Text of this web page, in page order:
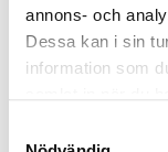
annons- och
Dessa kan i sin
information som
Oavsett om du
kväll med
själv behöva stå i
rätt mat till rätt